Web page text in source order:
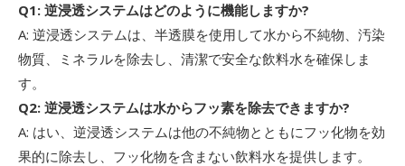
Q1: 逆浸透システムはどのように機能しますか?
A: 逆浸透システムは、半透膜を使用して水から不純物、汚染
物質、ミネラルを除去し、清潔で安全な飲料水を確保しま
す。
Q2: 逆浸透システムは水からフッ素を除去できますか?
A: はい、逆浸透システムは他の不純物とともにフッ化物を効
果的に除去し、フッ化物を含まない飲料水を提供します。